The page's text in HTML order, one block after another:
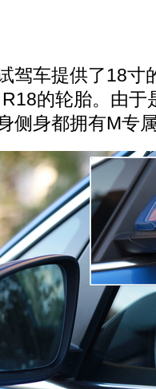
车提供了18寸
的轮胎。由于
侧身都拥有M专